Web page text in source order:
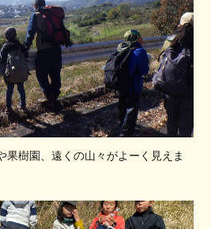
果樹園、遠くの山々がよーく見えま